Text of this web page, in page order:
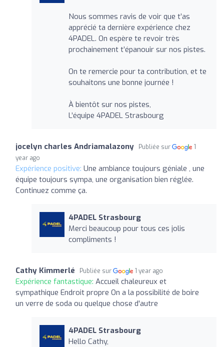
Nous sommes ravis de voir que t’as
apprécié ta dernière expérience chez
4PADEL. On espère te revoir très
prochainement t’épanouir sur nos pistes.
On te remercie pour ta contribution, et te
souhaitons une bonne journée !
À bientôt sur nos pistes,
L’équipe 4PADEL Strasbourg
jocelyn charles Andriamalazony Publiée sur
1
year ago
Expérience positive: Une ambiance toujours géniale , une
équipe toujours sympa, une organisation bien réglée.
Continuez comme ça.
4PADEL Strasbourg
Merci beaucoup pour tous ces jolis
compliments !
Cathy Kimmerlé Publiée sur 1 year ago
Expérience fantastique: Accueil chaleureux et
sympathique Endroit propre On a la possibilité de boire
un verre de soda ou quelque chose d'autre
4PADEL Strasbourg
Hello Cathy,